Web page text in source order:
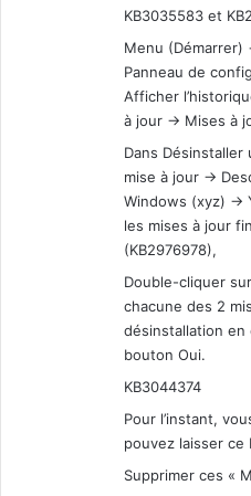
KB3035583 et
Menu (Démarrer)
Panneau de
Afficher
à jour -> Mises à
Dans Désinstaller
mise à jour ->
Windows (xyz) ->
les mises à jour
(KB2976978),
Double-cliquer sur
chacune des 2
désinstallation en
bouton Oui.
KB3044374
Pour l’instant,
pouvez laisser ce
Supprimer ces «